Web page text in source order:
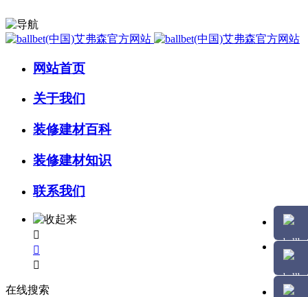
网站首页
关于我们
装修建材百科
装修建材知识
联系我们



在线搜索